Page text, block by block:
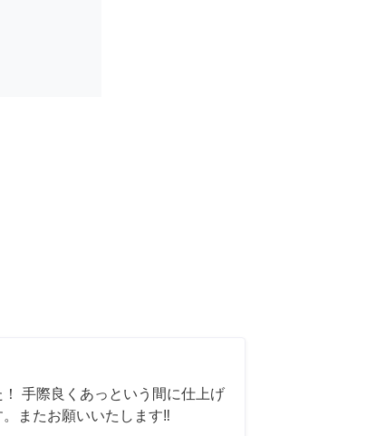
手際良くあっという間に仕上げ
またお願いいたします‼️